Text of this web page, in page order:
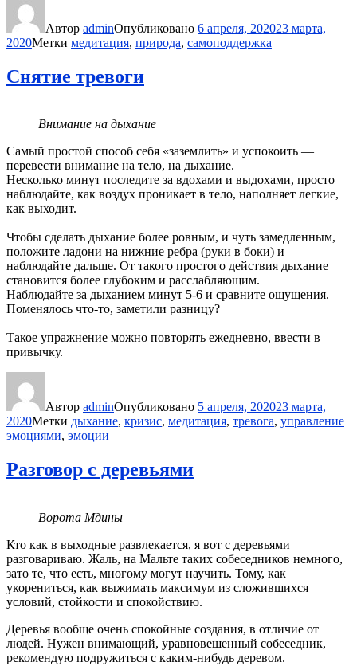
Автор adminОпубликовано 6 апреля, 202023 марта,
2020Метки медитация, природа, самоподдержка
Снятие тревоги
Внимание на дыхание
Самый простой способ себя «заземлить» и успокоить —
перевести внимание на тело, на дыхание.
Несколько минут последите за вдохами и выдохами, просто
наблюдайте, как воздух проникает в тело, наполняет легкие,
как выходит.
Чтобы сделать дыхание более ровным, и чуть замедленным,
положите ладони на нижние ребра (руки в боки) и
наблюдайте дальше. От такого простого действия дыхание
становится более глубоким и расслабляющим.
Наблюдайте за дыханием минут 5-6 и сравните ощущения.
Поменялось что-то, заметили разницу?
Такое упражнение можно повторять ежедневно, ввести в
привычку.
Автор adminОпубликовано 5 апреля, 202023 марта,
2020Метки дыхание, кризис, медитация, тревога, управление
эмоциями, эмоции
Разговор с деревьями
Ворота Мдины
Кто как в выходные развлекается, я вот с деревьями
разговариваю. Жаль, на Мальте таких собеседников немного,
зато те, что есть, многому могут научить. Тому, как
укорениться, как выжимать максимум из сложившихся
условий, стойкости и спокойствию.
Деревья вообще очень спокойные создания, в отличие от
людей. Нужен внимающий, уравновешенный собеседник,
рекомендую подружиться с каким-нибудь деревом.